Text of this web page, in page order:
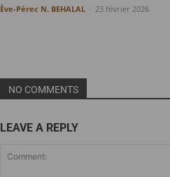
Ève-Pérec N. BEHALAL 23 février 2026
NO COMMENTS
LEAVE A REPLY